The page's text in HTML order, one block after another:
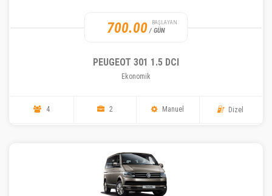
700.00 BAŞLAYAN
/ GÜN
PEUGEOT 301 1.5 DCI
Ekonomik
4 2 Manuel Dizel